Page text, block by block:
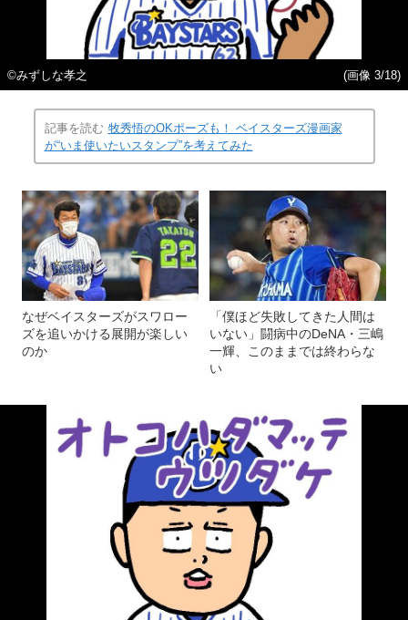
©みずしな孝之 (画像 3/18)
記事を読む 牧秀悟のOKポーズも！ ベイスターズ漫画家
が“いま使いたいスタンプ”を考えてみた
なぜベイスターズがスワロー
ズを追いかける展開が楽しい
のか
「僕ほど失敗してきた人間は
いない」闘病中のDeNA・三嶋
一輝、このままでは終わらな
い